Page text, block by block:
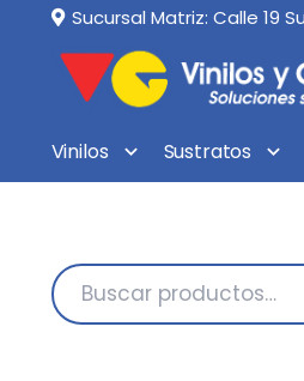
Sucursal Matriz: Calle 19
Vinilos Sustratos
Buscar
por: